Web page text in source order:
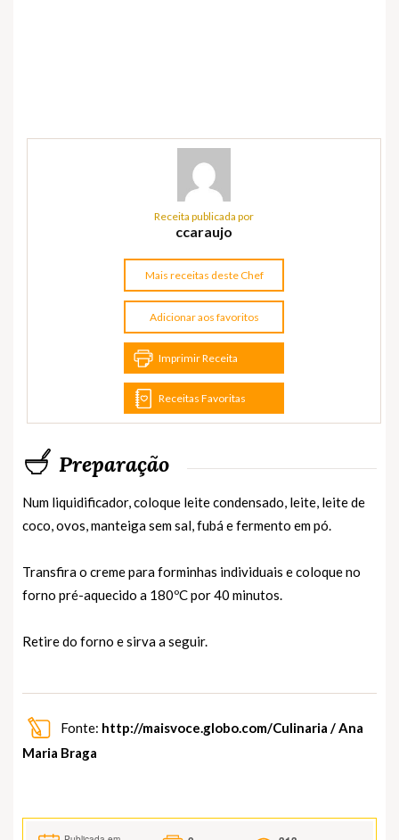
Receita publicada por
ccaraujo
Mais receitas deste Chef
Adicionar aos favoritos
Imprimir Receita
Receitas Favoritas
Preparação
Num liquidificador, coloque leite condensado, leite, leite de
coco, ovos, manteiga sem sal, fubá e fermento em pó.
Transfira o creme para forminhas individuais e coloque no
forno pré-aquecido a 180ºC por 40 minutos.
Retire do forno e sirva a seguir.
Fonte: http://maisvoce.globo.com/Culinaria / Ana
Maria Braga